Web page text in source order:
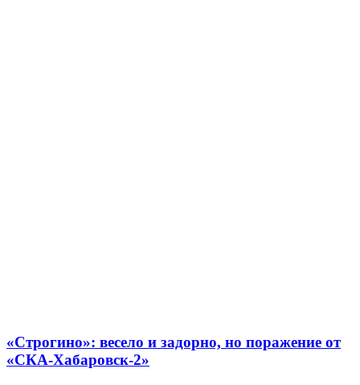
«Строгино»: весело и задорно, но поражение от
«СКА-Хабаровск-2»